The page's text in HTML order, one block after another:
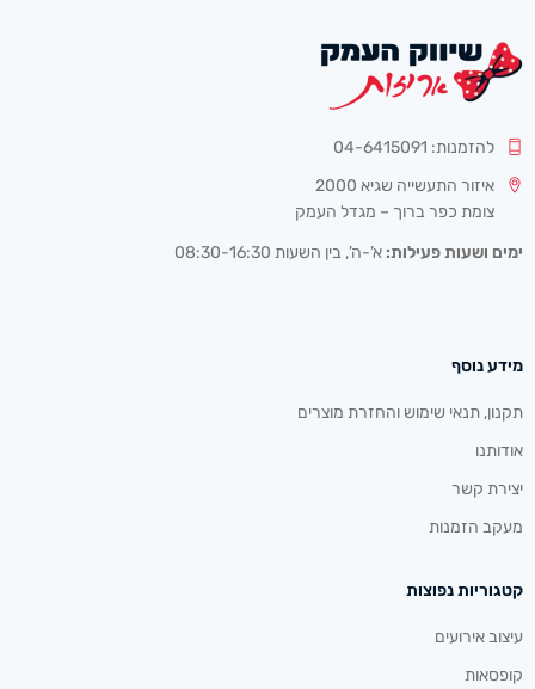
להזמנות: 04-6415091
איזור התעשייה שגיא 2000
צומת כפר ברוך – מגדל העמק
ימים ושעות פעילות: א’-ה’, בין השעות 08:30-16:30
מידע נוסף
תקנון, תנאי שימוש והחזרת מוצרים
אודותנו
יצירת קשר
מעקב הזמנות
קטגוריות נפוצות
עיצוב אירועים
קופסאות